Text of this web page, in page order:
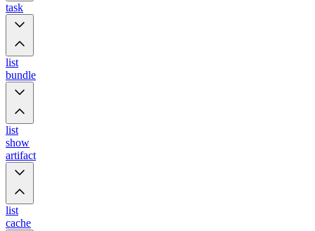
task
list
bundle
list
show
artifact
list
cache